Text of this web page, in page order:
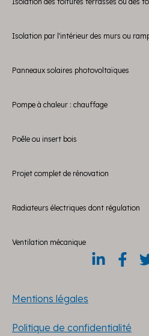
Isolation par l'intérieur des murs ou
Panneaux solaires photovoltaïques
Pompe à chaleur : chauffage
Poêle ou insert bois
Projet complet de rénovation
Radiateurs électriques dont régulation
Ventilation mécanique
Mentions légales
Politique de confidentialité